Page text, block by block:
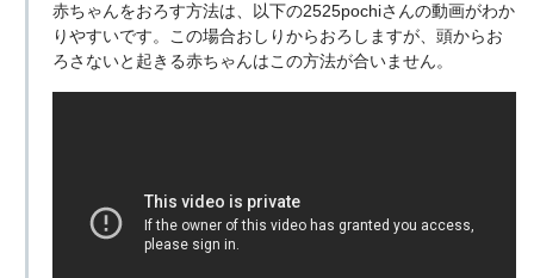
赤ちゃんをおろす方法は、以下の2525pochiさんの動画がわか
りやすいです。この場合おしりからおろしますが、頭からお
ろさないと起きる赤ちゃんはこの方法が合いません。